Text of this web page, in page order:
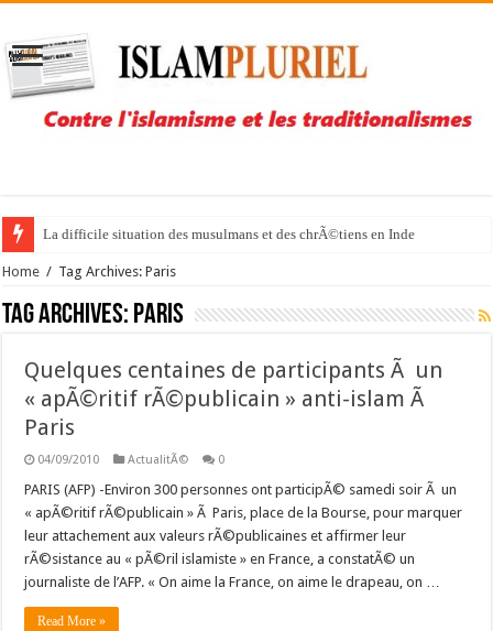
La difficile situation des musulmans et des chrÃ©tiens en Inde
Home / Tag Archives: Paris
Tag Archives: Paris
Quelques centaines de participants Ã un
« apÃ©ritif rÃ©publicain » anti-islam Ã
Paris
04/09/2010 ActualitÃ© 0
PARIS (AFP) -Environ 300 personnes ont participÃ© samedi soir Ã un
« apÃ©ritif rÃ©publicain » Ã Paris, place de la Bourse, pour marquer
leur attachement aux valeurs rÃ©publicaines et affirmer leur
rÃ©sistance au « pÃ©ril islamiste » en France, a constatÃ© un
journaliste de l’AFP. « On aime la France, on aime le drapeau, on …
Read More »